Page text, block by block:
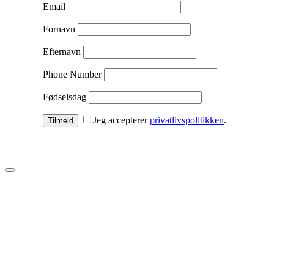
Email
Fornavn
Efternavn
Phone Number
Fødselsdag
Tilmeld Jeg acceptererprivatlivspolitikken.